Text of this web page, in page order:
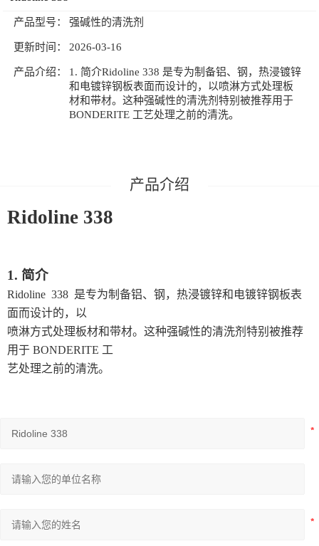
联系我们
哈希仪器及试剂
德国默克
产品型号： 强碱性的清洗剂
更新时间： 2026-03-16
产品介绍：
1. 简介Ridoline 338 是专为制备铝、钢，热浸镀锌
和电镀锌钢板表面而设计的，以喷淋方式处理板
材和带材。这种强碱性的清洗剂特别被推荐用于
BONDERITE 工艺处理之前的清洗。
产品介绍
Ridoline 338
1. 简介
Ridoline 338 是专为制备铝、钢，热浸镀锌和电镀锌钢板表
面而设计的，以
喷淋方式处理板材和带材。这种强碱性的清洗剂特别被推荐
用于 BONDERITE 工
艺处理之前的清洗。